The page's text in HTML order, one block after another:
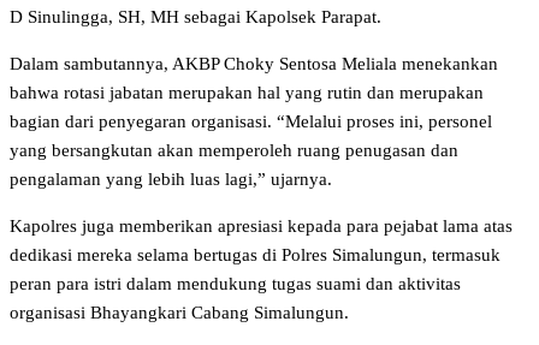
D Sinulingga, SH, MH sebagai Kapolsek Parapat.
Dalam sambutannya, AKBP Choky Sentosa Meliala menekankan
bahwa rotasi jabatan merupakan hal yang rutin dan merupakan
bagian dari penyegaran organisasi. “Melalui proses ini, personel
yang bersangkutan akan memperoleh ruang penugasan dan
pengalaman yang lebih luas lagi,” ujarnya.
Kapolres juga memberikan apresiasi kepada para pejabat lama atas
dedikasi mereka selama bertugas di Polres Simalungun, termasuk
peran para istri dalam mendukung tugas suami dan aktivitas
organisasi Bhayangkari Cabang Simalungun.